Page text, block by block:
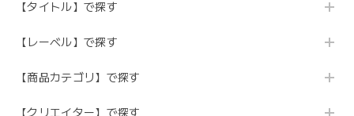
【タイトル】で探す
【レーベル】で探す
【商品カテゴリ】で探す
【クリエイター】で探す